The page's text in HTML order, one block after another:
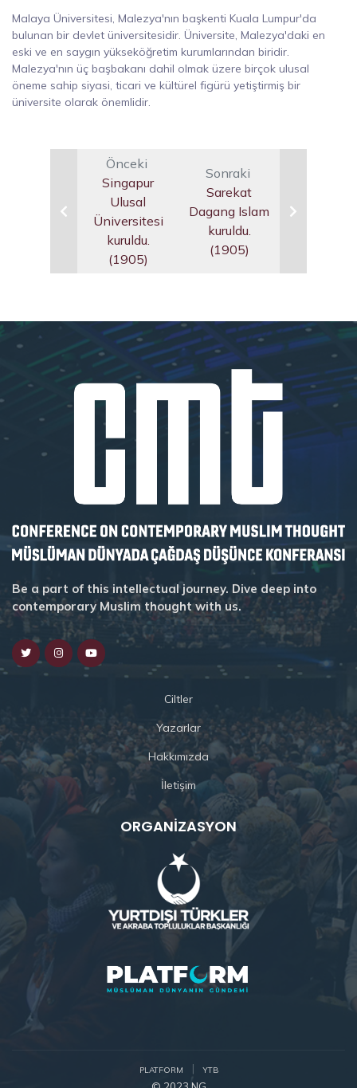
Malaya Üniversitesi, Malezya'nın başkenti Kuala Lumpur'da
bulunan bir devlet üniversitesidir. Üniversite, Malezya'daki en
eski ve en saygın yükseköğretim kurumlarından biridir.
Malezya'nın üç başbakanı dahil olmak üzere birçok ulusal
öneme sahip siyasi, ticari ve kültürel figürü yetiştirmiş bir
üniversite olarak önemlidir.
Önceki
Singapur
Ulusal
Üniversitesi
kuruldu.
(1905)
Sonraki
Sarekat
Dagang Islam
kuruldu.
(1905)
Be a part of this intellectual journey. Dive deep into
contemporary Muslim thought with us.
Ciltler
Yazarlar
Hakkımızda
İletişim
ORGANIZASYON
PLATFORM YTB